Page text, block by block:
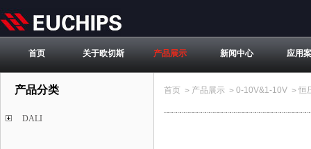
首页 关于欧切斯 产品展示 新闻中心 应用
产品分类
DALI
首页 > 产品展示 > 0-10V&1-10V > 恒